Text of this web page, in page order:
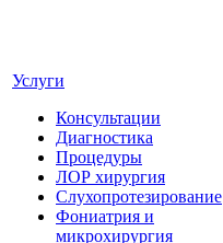
Услуги
Консультации
Диагностика
Процедуры
ЛОР хирургия
Слухопротезирование
Фониатрия и
микрохирургия